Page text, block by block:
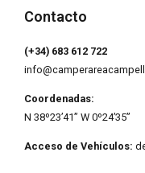
Contacto
(+34) 683 612 722
Coordenadas:
N 38º23’41” W 0º24’35”
Acceso de Vehículos: